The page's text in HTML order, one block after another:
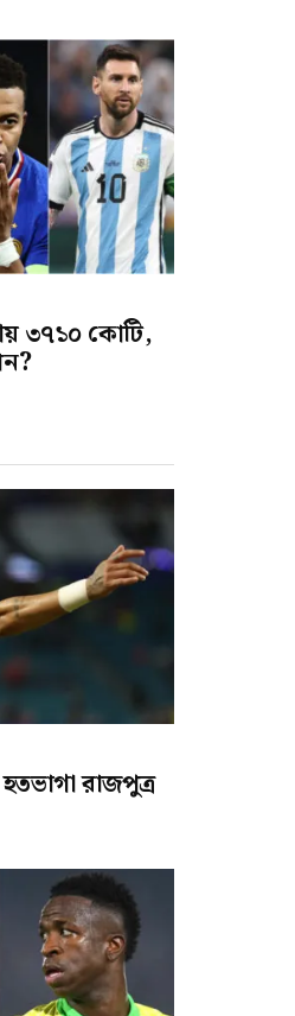
৩৭১০ কোটি,
রাজপুত্র